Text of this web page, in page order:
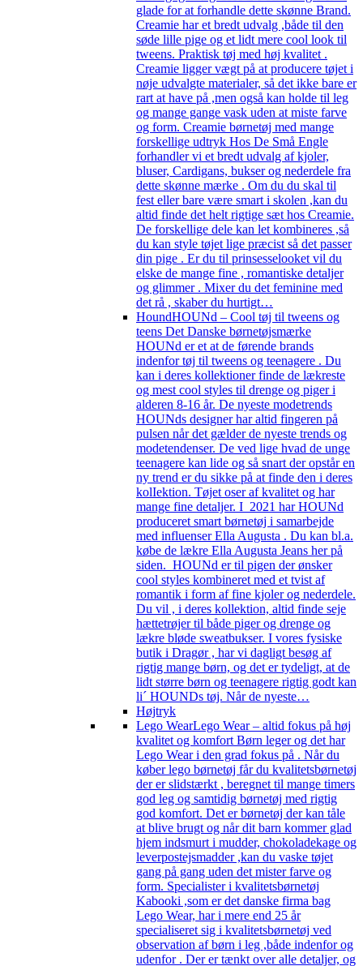
glade for at forhandle dette skønne Brand.
Creamie har et bredt udvalg ,både til den
søde lille pige og et lidt mere cool look til
tweens. Praktisk tøj med høj kvalitet .
Creamie ligger vægt på at producere tøjet i
nøje udvalgte materialer, så det ikke bare er
rart at have på ,men også kan holde til leg
og mange gange vask uden at miste farve
og form. Creamie børnetøj med mange
forskellige udtryk Hos De Små Engle
forhandler vi et bredt udvalg af kjoler,
bluser, Cardigans, bukser og nederdele fra
dette skønne mærke . Om du du skal til
fest eller bare være smart i skolen ,kan du
altid finde det helt rigtige sæt hos Creamie.
De forskellige dele kan let kombineres ,så
du kan style tøjet lige præcist så det passer
din pige . Er du til prinsesselooket vil du
elske de mange fine , romantiske detaljer
og glimmer . Mixer du det feminine med
det rå , skaber du hurtigt…
HoundHOUNd – Cool tøj til tweens og
teens Det Danske børnetøjsmærke
HOUNd er et at de førende brands
indenfor tøj til tweens og teenagere . Du
kan i deres kollektioner finde de lækreste
og mest cool styles til drenge og piger i
alderen 8-16 år. De nyeste modetrends
HOUNds designer har altid fingeren på
pulsen når det gælder de nyeste trends og
modetendenser. De ved lige hvad de unge
teenagere kan lide og så snart der opstår en
ny trend er du sikke på at finde den i deres
kolIektion. Tøjet oser af kvalitet og har
mange fine detaljer. I 2021 har HOUNd
produceret smart børnetøj i samarbejde
med influenser Ella Augusta . Du kan bl.a.
købe de lækre Ella Augusta Jeans her på
siden. HOUNd er til pigen der ønsker
cool styles kombineret med et tvist af
romantik i form af fine kjoler og nederdele.
Du vil , i deres kollektion, altid finde seje
hættetrøjer til både piger og drenge og
lækre bløde sweatbukser. I vores fysiske
butik i Dragør , har vi dagligt besøg af
rigtig mange børn, og det er tydeligt, at de
lidt større børn og teenagere rigtig godt kan
li´ HOUNDs tøj. Når de nyeste…
Højtryk
Lego WearLego Wear – altid fokus på høj
kvalitet og komfort Børn leger og det har
Lego Wear i den grad fokus på . Når du
køber lego børnetøj får du kvalitetsbørnetøj
der er slidstærkt , beregnet til mange timers
god leg og samtidig børnetøj med rigtig
god komfort. Det er børnetøj der kan tåle
at blive brugt og når dit barn kommer glad
hjem indsmurt i mudder, chokoladekage og
leverpostejsmadder ,kan du vaske tøjet
gang på gang uden det mister farve og
form. Specialister i kvalitetsbørnetøj
Kabooki ,som er det danske firma bag
Lego Wear, har i mere end 25 år
specialiseret sig i kvalitetsbørnetøj ved
observation af børn i leg ,både indenfor og
udenfor . Der er tænkt over alle detaljer, og